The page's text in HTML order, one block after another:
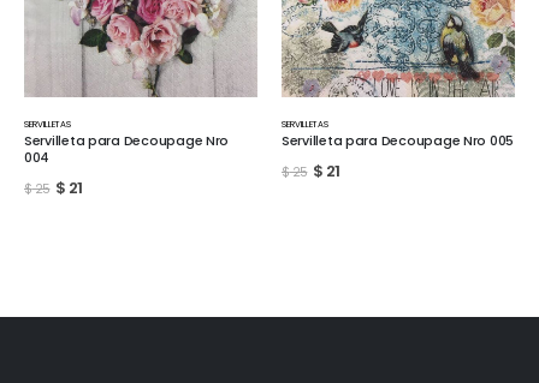
SERVILLETAS
Servilleta para Decoupage Nro
004
$25 $ 21
SERVILLETAS
Servilleta para Decoupage Nro 005
$25 $ 21